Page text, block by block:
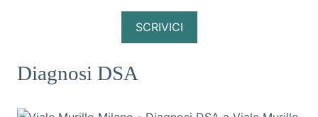
SCRIVICI
Diagnosi DSA